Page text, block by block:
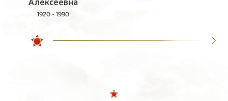
1920 - 1990